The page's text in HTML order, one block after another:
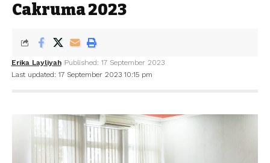
Cakruma 2023
Last updated: 17 September 2023 10:15 pm
Erika Layliyah Published: 17 September 2023